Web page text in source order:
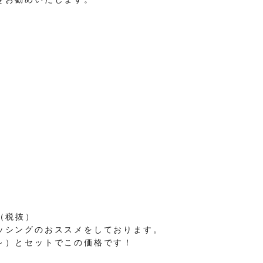
抜）
ングのおススメをしております。
とセットでこの価格です！